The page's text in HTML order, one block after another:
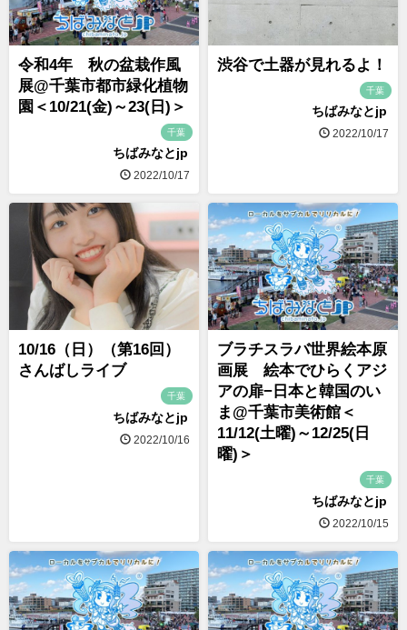
令和4年 秋の盆栽作風
展@千葉市都市緑化植物
園＜10/21(金)～23(日)＞
千葉
ちばみなとjp
2022/10/17
渋谷で土器が見れるよ！
千葉
ちばみなとjp
2022/10/17
10/16（日）（第16回）
さんばしライブ
千葉
ちばみなとjp
2022/10/16
ブラチスラバ世界絵本原
画展 絵本でひらくアジ
アの扉−日本と韓国のい
ま@千葉市美術館＜
11/12(土曜)～12/25(日
曜)＞
千葉
ちばみなとjp
2022/10/15